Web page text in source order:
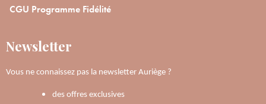
CGU Programme Fidélité
Newsletter
Vous ne connaissez pas la newsletter Auriège ?
des offres exclusives